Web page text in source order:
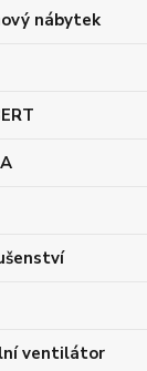
nábytek
ventilátor